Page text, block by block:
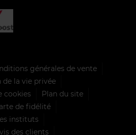
générales de vente
la vie privée
cookies
Plan du site
de fidélité
instituts
des clients